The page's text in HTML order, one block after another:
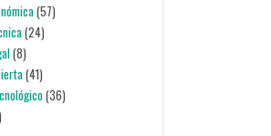
(57)
(24)
(8)
(41)
(36)